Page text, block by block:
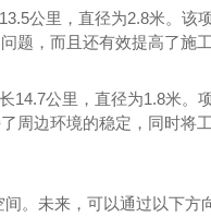
公里，直径为2.8米。该
题，而且还有效提高了施工
14.7公里，直径为1.8米。
周边环境的稳定，同时将
。未来，可以通过以下方